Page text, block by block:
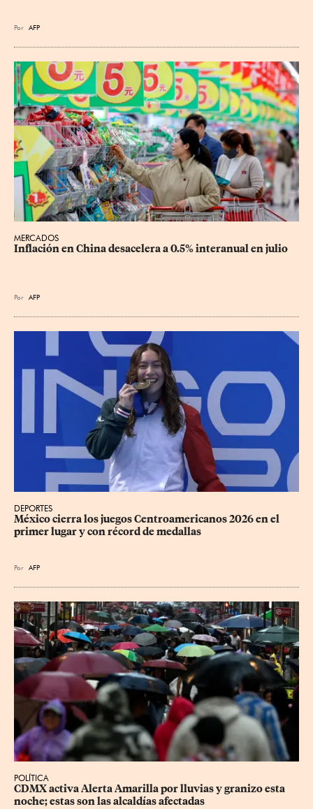
Por AFP
MERCADOS
Inflación en China desacelera a 0.5% interanual en julio
Por AFP
DEPORTES
México cierra los juegos Centroamericanos 2026 en el
primer lugar y con récord de medallas
Por AFP
POLÍTICA
CDMX activa Alerta Amarilla por lluvias y granizo esta
noche; estas son las alcaldías afectadas